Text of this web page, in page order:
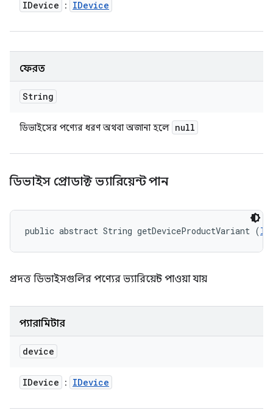
IDevice : IDevice
ফেরত
String
ডিভাইসের পণ্যের ধরণ অথবা অজানা হলে null
ডিভাইস প্রোডাক্ট ভ্যারিয়েন্ট পান
public abstract String getDeviceProductVariant (
প্রদত্ত ডিভাইসগুলির পণ্যের ভ্যারিয়েন্ট পাওয়া যায়
প্যারামিটার
device
IDevice : IDevice